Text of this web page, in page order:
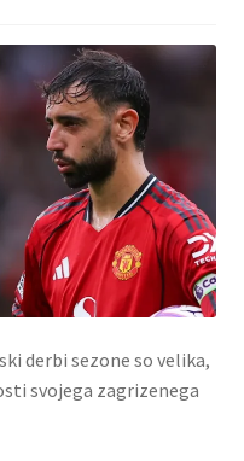
derbi sezone so velika,
svojega zagrizenega